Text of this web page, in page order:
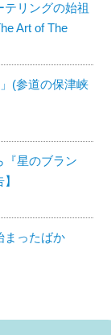
リングの始祖
Art of The
(参道の保津峡
『星のブラン
まったばか